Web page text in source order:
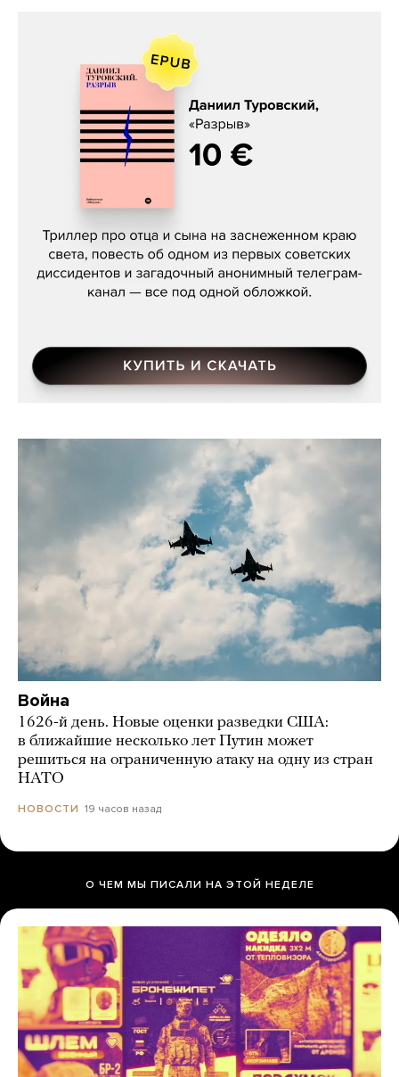
Даниил Туровский, «Разрыв»
Война
1626-й день. Новые оценки разведки США:
в ближайшие несколько лет Путин может
решиться на ограниченную атаку на одну из стран
НАТО
НОВОСТИ 19 часов назад
О ЧЕМ МЫ ПИСАЛИ НА ЭТОЙ НЕДЕЛЕ